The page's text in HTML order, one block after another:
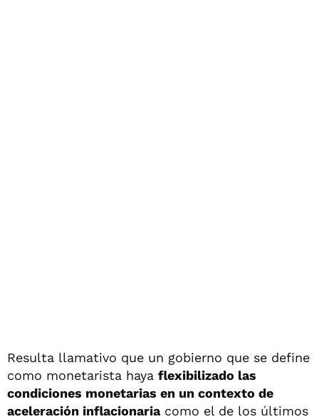
Resulta llamativo que un gobierno que se define
como monetarista haya flexibilizado las
condiciones monetarias en un contexto de
aceleración inflacionariacomo el de los últimos